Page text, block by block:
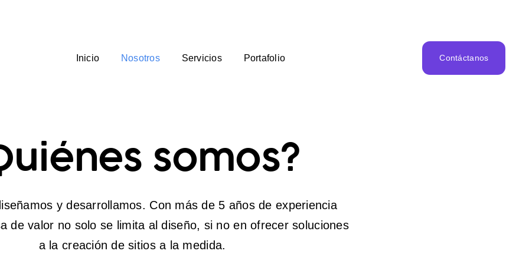
Inicio Nosotros Servicios Portafolio Contáctanos
somos?
y desarrollamos. Con más de 5 años de experiencia
de valor no solo se limita al diseño, si no en ofrecer soluciones
a la creación de sitios a la medida.